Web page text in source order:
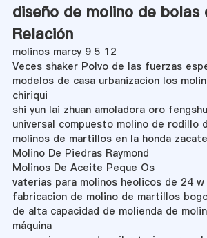
diseño de molino de bolas
Relación
molinos marcy 9 5 12
Veces shaker Polvo de las fuerzas
modelos de casa urbanizacion los
chiriqui
shi yun lai zhuan amoladora oro
universal compuesto molino de rodillo
molinos de martillos en la honda
Molino De Piedras Raymond
Molinos De Aceite Peque Os
vaterias para molinos heolicos de 24 w
fabricacion de molino de martillos
de alta capacidad de molienda de
máquina